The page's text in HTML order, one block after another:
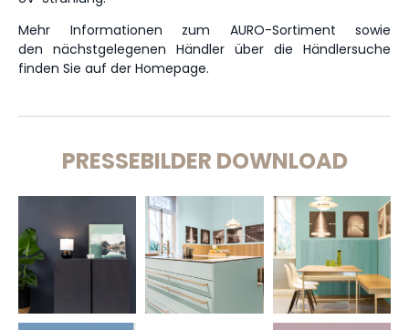
Mehr Informationen zum AURO-Sortiment sowie
den nächstgelegenen Händler über die Händlersuche
finden Sie auf der Homepage.
PRESSEBILDER DOWNLOAD